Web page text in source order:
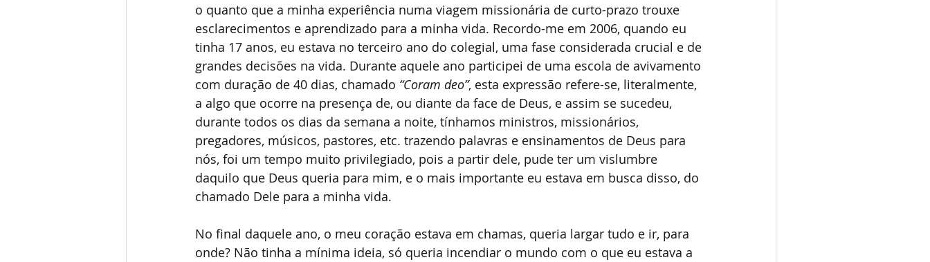
o quanto que a minha experiência numa viagem missionária de curto-prazo trouxe
esclarecimentos e aprendizado para a minha vida. Recordo-me em 2006, quando eu
tinha 17 anos, eu estava no terceiro ano do colegial, uma fase considerada crucial e de
grandes decisões na vida. Durante aquele ano participei de uma escola de avivamento
com duração de 40 dias, chamado “Coram deo”, esta expressão refere-se, literalmente,
a algo que ocorre na presença de, ou diante da face de Deus, e assim se sucedeu,
durante todos os dias da semana a noite, tínhamos ministros, missionários,
pregadores, músicos, pastores, etc. trazendo palavras e ensinamentos de Deus para
nós, foi um tempo muito privilegiado, pois a partir dele, pude ter um vislumbre
daquilo que Deus queria para mim, e o mais importante eu estava em busca disso, do
chamado Dele para a minha vida.
No final daquele ano, o meu coração estava em chamas, queria largar tudo e ir, para
onde? Não tinha a mínima ideia, só queria incendiar o mundo com o que eu estava a